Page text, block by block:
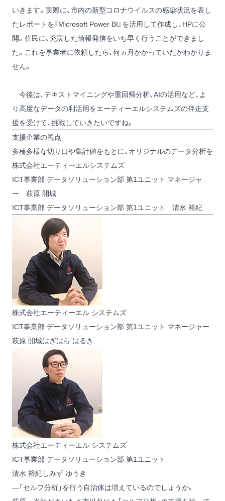
いきます。実際に、市内の新型コロナウイルスの感染状況を表し
たレポートを『Microsoft Power BI』を活用して作成し、HPに公
開。住民に、充実した情報発信をいち早く行うことができまし
た。これを事業者に依頼したら、何ヵ月かかっていたかわかりま
せん。
今後は、テキストマイニングや重回帰分析、AIの活用など、よ
り高度なデータの利活用をエーティーエルシステムズの伴走支
援を受けて、挑戦していきたいですね。
支援企業の視点
多種多様な切り口や集計値をもとに、オリジナルのデータ分析を
株式会社エーティーエルシステムズ
ICT事業部 データソリューション部 第1ユニット マネージャ
ー 萩原 開城
ICT事業部 データソリューション部 第1ユニット 清水 裕紀
株式会社エーティーエル システムズ
ICT事業部 データソリューション部 第1ユニット マネージャー
萩原 開城はぎはら はるき
株式会社エーティーエル システムズ
ICT事業部 データソリューション部 第1ユニット
清水 裕紀しみず ゆうき
―「セルフ分析」を行う自治体は増えているのでしょうか。